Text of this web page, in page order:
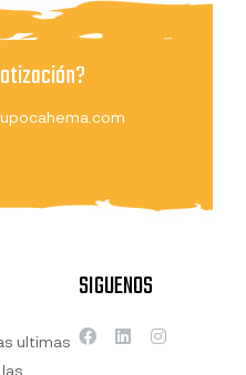
ultimas
SIGUENOS